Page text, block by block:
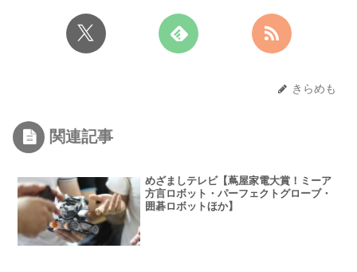
きらめも
関連記事
めざましテレビ【蔦屋家電大賞！ミーア
方言ロボット・パーフェクトグローブ・
囲碁ロボットほか】